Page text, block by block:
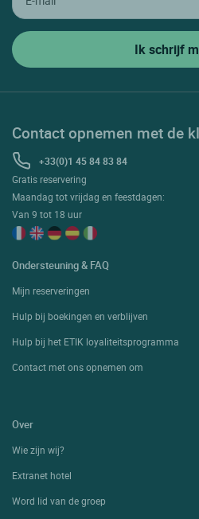
Contact opnemen met de
+33(0)1 45 84 83 84
Gratis reservering
Maandag tot vrijdag en feestdagen:
Van 9 tot 18 uur
Ondersteuning & FAQ
Mijn reserveringen
Hulp bij boekingen en verblijven
Hulp bij het ETIK loyaliteitsprogramma
Contact met ons opnemen om
Over
Wie zijn wij?
Extranet hotel
Word lid van de groep